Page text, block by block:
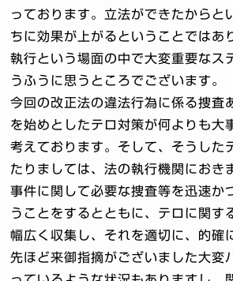
っております。立法ができたからと
ちに効果が上がるということではあ
執行という場面の中で大変重要なス
うふうに思うところでございます。
今回の改正法の違法行為に係る捜査
を始めとしたテロ対策が何よりも大
考えております。そして、そうした
たりましては、法の執行機関におき
事件に関して必要な捜査等を迅速か
うことをするとともに、テロに関す
幅広く収集し、それを適切に、的確
先ほど来御指摘がございました大変